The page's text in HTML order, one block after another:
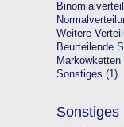
Weitere
Beurteilende
Markowketten
Sonstiges (1)
Sonstiges